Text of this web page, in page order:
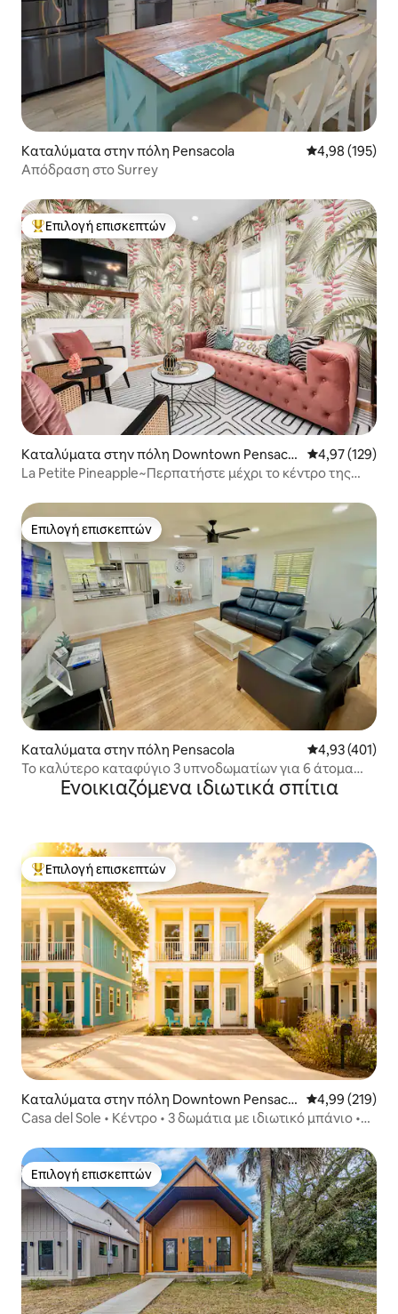
Καταλύματα στην πόλη Pensacola Μέση
4,98 (195)
Απόδραση στο Surrey
Κορυφαία επιλογή επισκεπτών
Επιλογή επισκεπτών
Καταλύματα στην πόλη Downtown Pensacol
a
Μέση
4,97 (129)
La Petite Pineapple~Περπατήστε μέχρι το κέντρο της
Επιλογή επισκεπτών
Επιλογή επισκεπτών
Καταλύματα στην πόλη Pensacola Μέση
4,93 (401)
Το καλύτερο καταφύγιο 3 υπνοδωματίων για 6 άτομα
στη Φλόριντα!
Ενοικιαζόμενα ιδιωτικά σπίτια
Κορυφαία επιλογή επισκεπτών
Επιλογή επισκεπτών
Καταλύματα στην πόλη Downtown Pensacol
a
Μέση
4,99 (219)
Casa del Sole • Κέντρο • 3 δωμάτια με ιδιωτικό μπάνιο •
Επιλογή επισκεπτών
Επιλογή επισκεπτών